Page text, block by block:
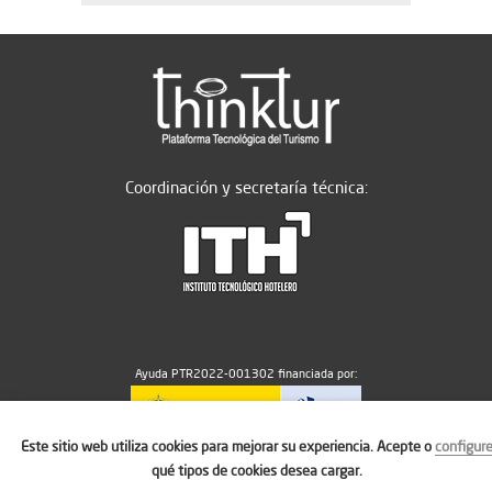
Coordinación y secretaría técnica:
Ayuda PTR2022-001302 financiada por:
MICIU/AEI/10.13039/501100011033
Este sitio web utiliza cookies para mejorar su experiencia. Acepte oconfigure
qué tipos de cookies desea cargar.